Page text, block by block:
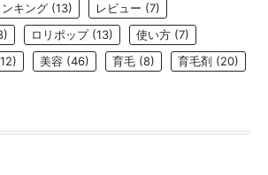
ンキング (13) レビュー (7)
ロリポップ(13) 使い方 (7)
美容 (46) 育毛 (8) 育毛剤 (20)